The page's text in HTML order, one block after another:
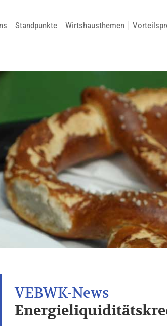
Standpunkte Wirtshausthemen